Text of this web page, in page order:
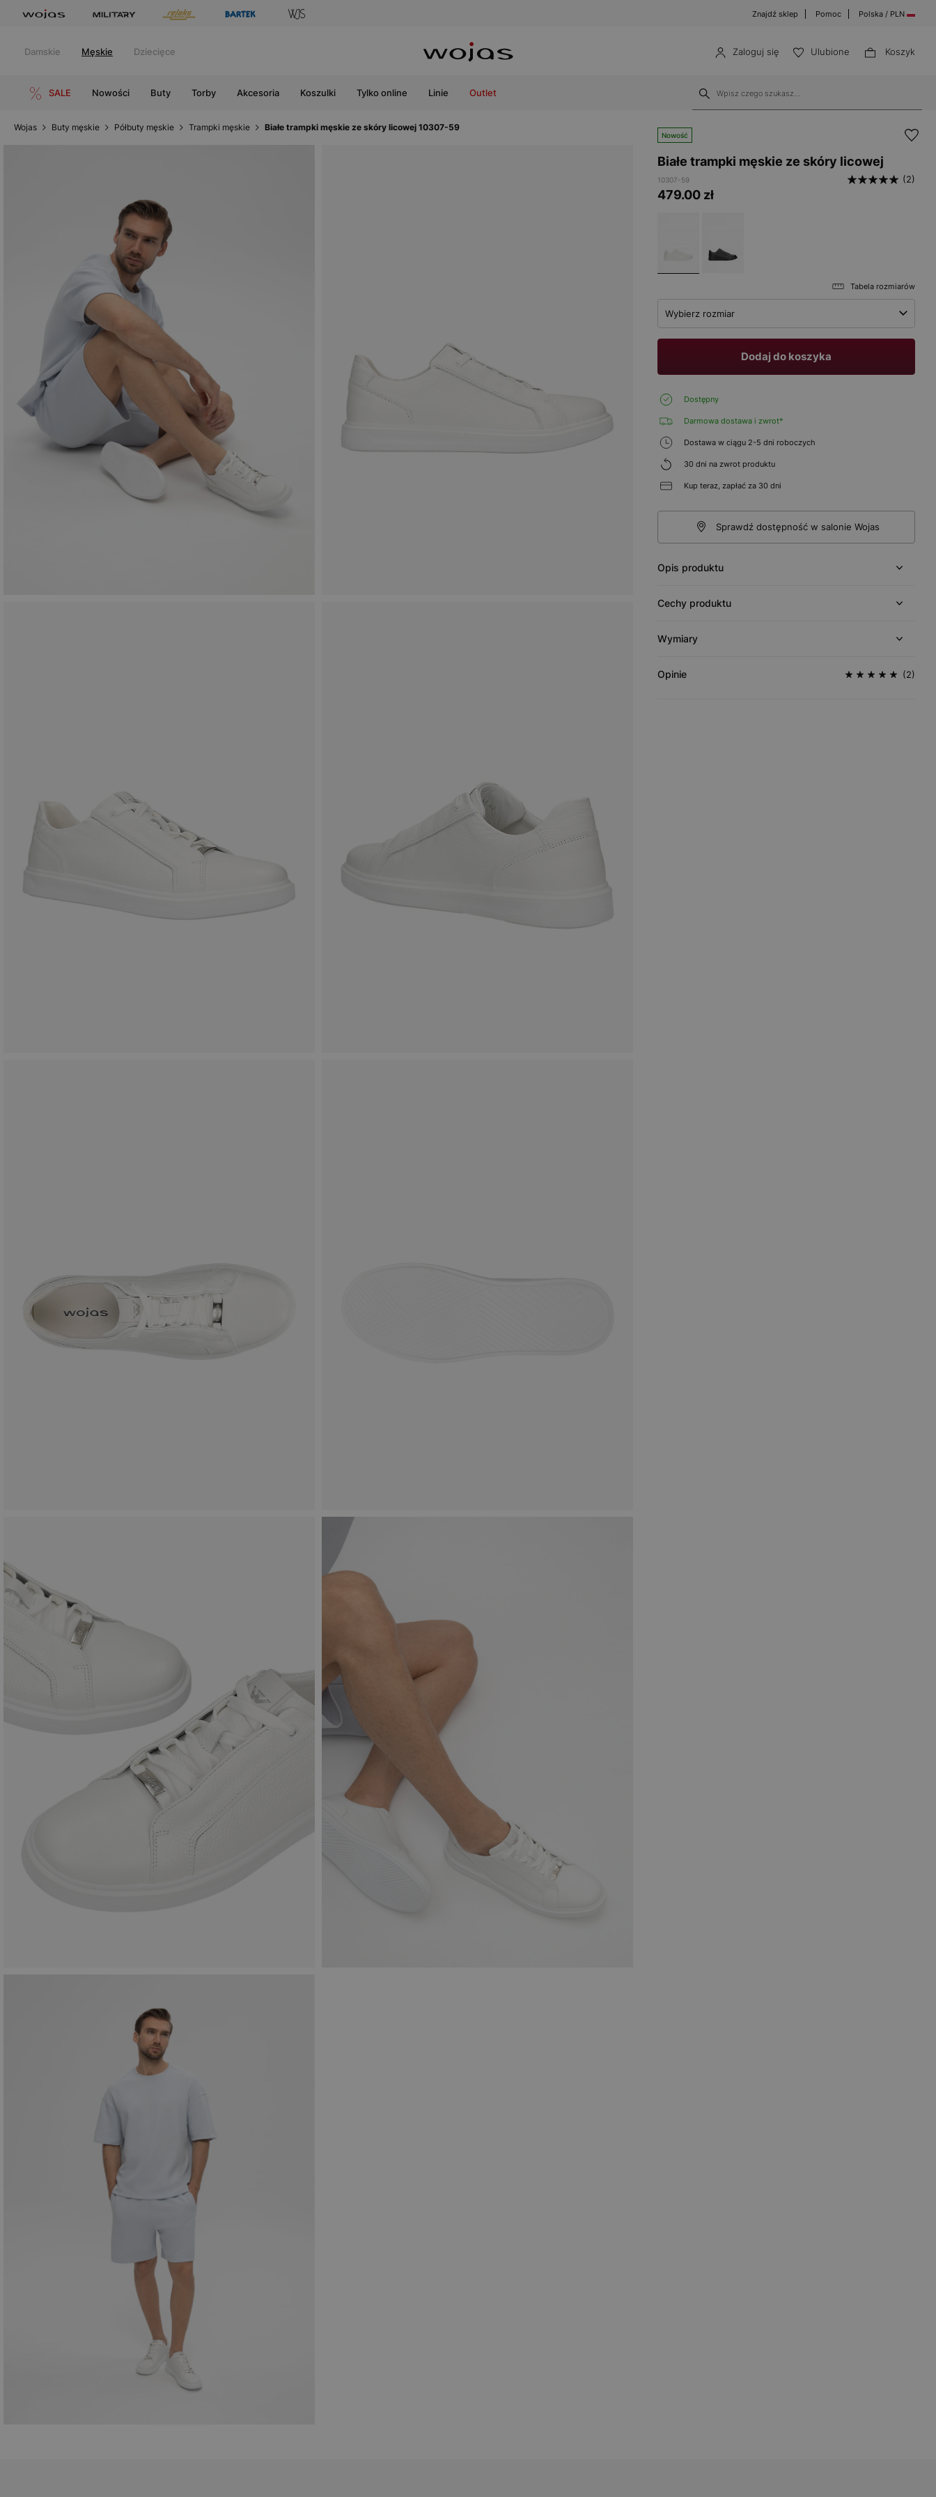
Znajdź sklep Pomoc Polska / PLN
Damskie Męskie Dziecięce Zaloguj się Ulubione Koszyk
SALE Nowości Buty Torby Akcesoria Koszulki Tylko online Linie Outlet
Wojas Buty męskie Półbuty męskie Trampki męskie Białe trampki męskie ze skóry licowej 10307-59
Nowość
Białe trampki męskie ze skóry licowej
10307-59 (2)
479.00 zł
Tabela rozmiarów
Wybierz rozmiar
Dodaj do koszyka
Dostępny
Darmowa dostawa i zwrot*
Dostawa w ciągu 2-5 dni roboczych
30 dni na zwrot produktu
Kup teraz, zapłać za 30 dni
Sprawdź dostępność w salonie Wojas
Opis produktu
Cechy produktu
Wymiary
Opinie (2)